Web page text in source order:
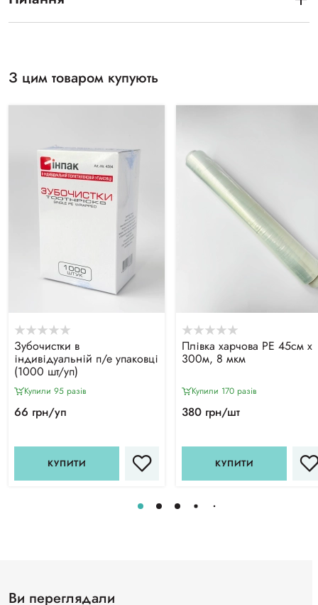
З цим товаром купують
Зубочистки в
індивідуальній п/е упаковці
(1000 шт/уп)
Купили 95 разiв
66 грн/уп
КУПИТИ
Плівка харчова PE 45см х
300м, 8 мкм
Купили 170 разiв
380 грн/шт
КУПИТИ
Ви переглядали